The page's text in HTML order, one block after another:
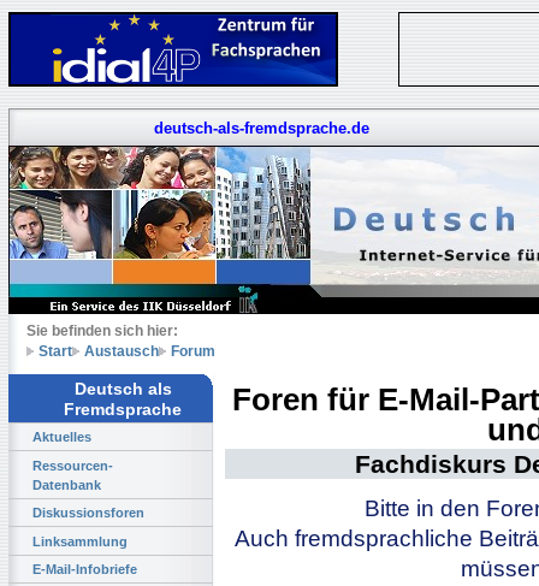
deutsch-als-fremdsprache.de
Sie befinden sich hier:
Start
Austausch Forum
Deutsch als
Fremdsprache
Aktuelles
Ressourcen-
Datenbank
Diskussionsforen
Linksammlung
E-Mail-Infobriefe
Foren für E-Mail-
Fachdiskurs
Bitte in den
Auch fremdsprachliche